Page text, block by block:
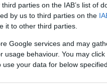
parties on the IAB’s list of
by us to third parties on the
it to other third parties.
Google services and may
usage behaviour. You may
your data for below
embert látunk?
rendőrséget. Jász-
és más segítséget
esetleg meleg italra,
döntéseit és határait. Nem